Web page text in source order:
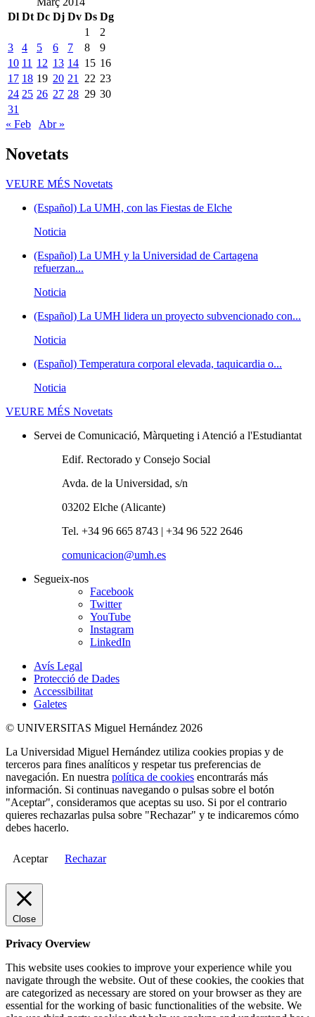
Dl Dt Dc Dj Dv Ds Dg
1
2
3
4 5 6 7 8
9
10 11 12 13 14 15 16
17 18 19 20 21 22 23
24 25 26 27 28 29 30
31
« Feb
Abr »
Novetats
VEURE MÉS Novetats
(Español) La UMH, con las Fiestas de Elche
Noticia
(Español) La UMH y la Universidad de Cartagena
refuerzan...
Noticia
(Español) La UMH lidera un proyecto subvencionado con...
Noticia
(Español) Temperatura corporal elevada, taquicardia o...
Noticia
VEURE MÉS Novetats
Servei de Comunicació, Màrqueting i Atenció a l'Estudiantat
Edif. Rectorado y Consejo Social
Avda. de la Universidad, s/n
03202 Elche (Alicante)
Tel. +34 96 665 8743 | +34 96 522 2646
comunicacion@umh.es
Segueix-nos
Facebook
Twitter
YouTube
Instagram
LinkedIn
Avís Legal
Protecció de Dades
Accessibilitat
Galetes
© UNIVERSITAS Miguel Hernández 2026
La Universidad Miguel Hernández utiliza cookies propias y de
terceros para fines analíticos y respetar tus preferencias de
navegación. En nuestra política de cookies encontrarás más
información. Si continuas navegando o pulsas sobre el botón
"Aceptar", consideramos que aceptas su uso. Si por el contrario
quieres rechazarlas pulsa sobre "Rechazar" y te indicaremos cómo
debes hacerlo.
Aceptar Rechazar
Close
Privacy Overview
This website uses cookies to improve your experience while you
navigate through the website. Out of these cookies, the cookies that
are categorized as necessary are stored on your browser as they are
essential for the working of basic functionalities of the website. We